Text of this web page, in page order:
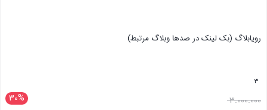
رویابلاگ (بک لینک در صدها وبلاگ مرتبط)
3
30% 3.000.000